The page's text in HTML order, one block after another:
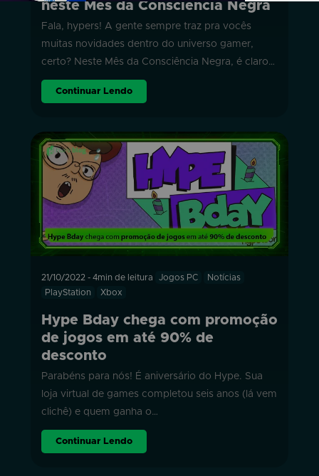
neste Mês da Consciência Negra
Fala, hypers! A gente sempre traz pra vocês
muitas novidades dentro do universo gamer,
certo? Neste Mês da Consciência Negra, é claro…
Continuar Lendo
21/10/2022 - 4min de leitura Jogos PC
Notícias
PlayStation
Xbox
Hype Bday chega com promoção
de jogos em até 90% de
desconto
Parabéns para nós! É aniversário do Hype. Sua
loja virtual de games completou seis anos (lá vem
clichê) e quem ganha o…
Continuar Lendo